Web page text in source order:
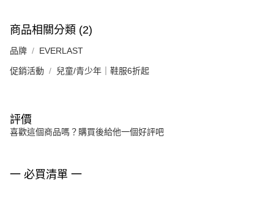
商品相關分類 (2)
品牌 EVERLAST
促銷活動 兒童/青少年｜鞋服6折起
評價
喜歡這個商品嗎？購買後給他一個好評吧
一 必買清單 一